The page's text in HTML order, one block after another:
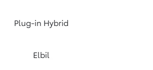
Plug-in Hybrid
Elbil